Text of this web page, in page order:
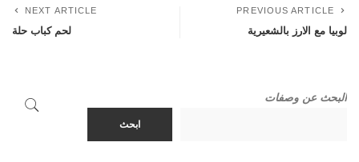
PREVIOUS ARTICLE
لوبيا مع الارز بالشعيرية
NEXT ARTICLE
لحم كباب حلة
البحث عن وصفات
ابحث